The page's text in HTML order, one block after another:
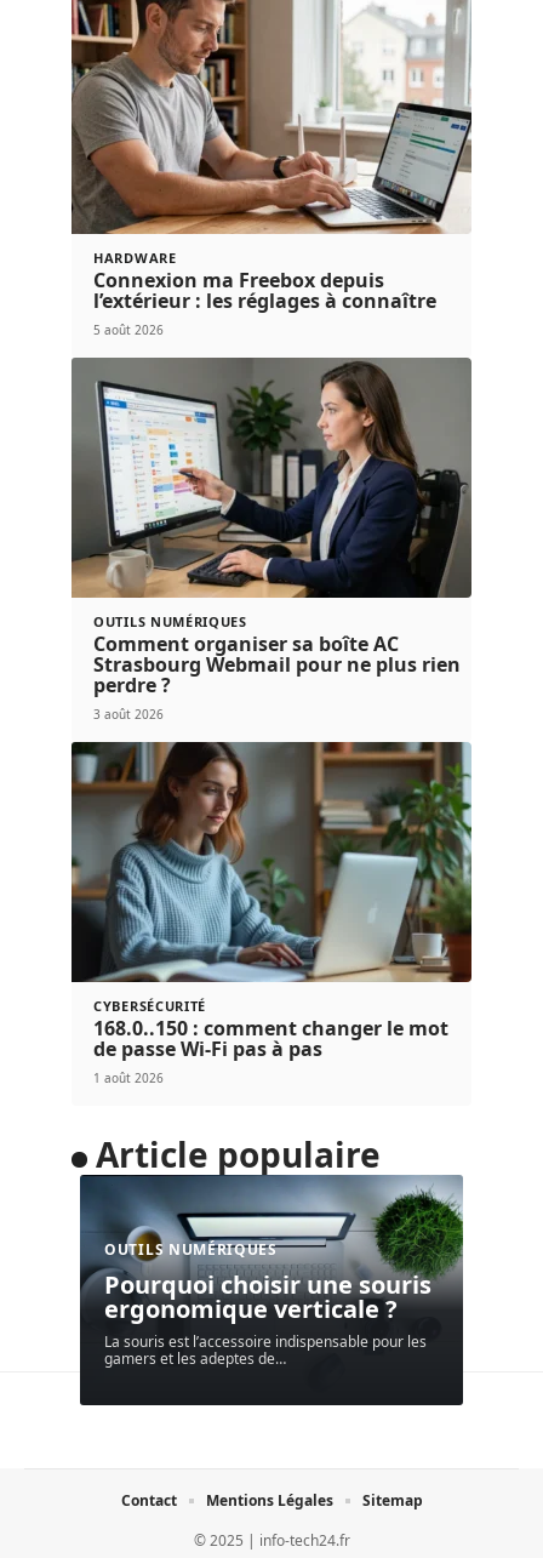
HARDWARE
Connexion ma Freebox depuis
l’extérieur : les réglages à connaître
5 août 2026
OUTILS NUMÉRIQUES
Comment organiser sa boîte AC
Strasbourg Webmail pour ne plus rien
perdre ?
3 août 2026
CYBERSÉCURITÉ
168.0..150 : comment changer le mot
de passe Wi-Fi pas à pas
1 août 2026
Article populaire
OUTILS NUMÉRIQUES
Pourquoi choisir une souris
ergonomique verticale ?
La souris est l’accessoire indispensable pour les
gamers et les adeptes de…
© 2025 | info-tech24.fr
Contact Mentions Légales Sitemap